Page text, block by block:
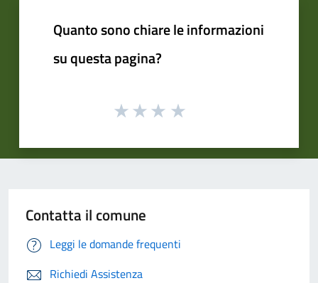
Quanto sono chiare le informazioni
su questa pagina?
Contatta il comune
Leggi le domande frequenti
Richiedi Assistenza